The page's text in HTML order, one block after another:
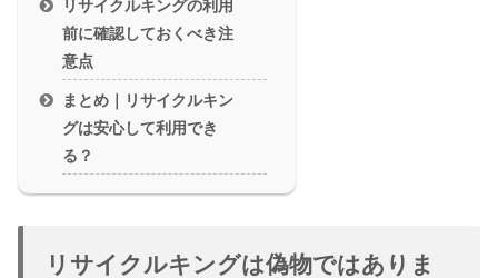
リサイクルキングの利用
前に確認しておくべき注
意点
まとめ｜リサイクルキン
グは安心して利用でき
る？
リサイクルキングは偽物ではありま